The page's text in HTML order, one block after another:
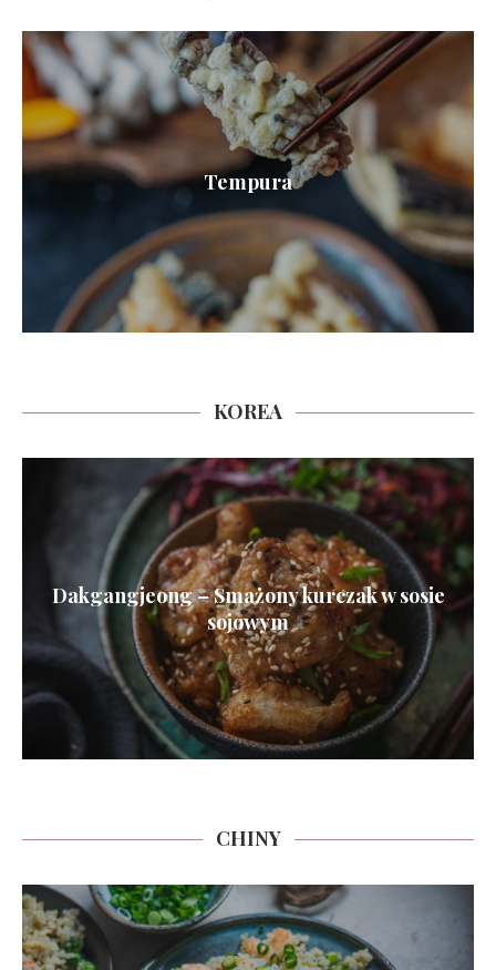
Tempura
KOREA
Dakgangjeong – Smażony kurczak w sosie
sojowym
CHINY